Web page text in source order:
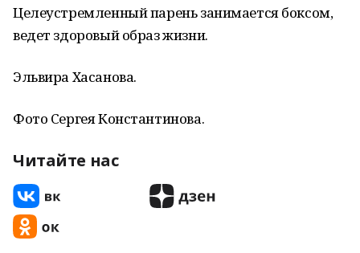
Целеустремленный парень занимается боксом,
ведет здоровый образ жизни.
Эльвира Хасанова.
Фото Сергея Константинова.
Читайте нас